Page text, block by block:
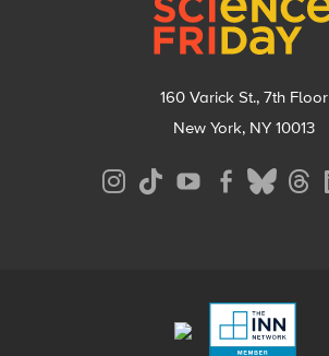
160 Varick St., 7th Floor
New York, NY 10013